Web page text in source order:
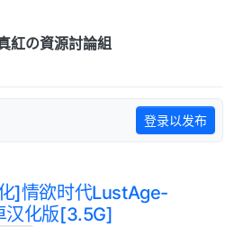
紅の資源討論組
登录以发布
]情欲时代LustAge-
汉化版[3.5G]